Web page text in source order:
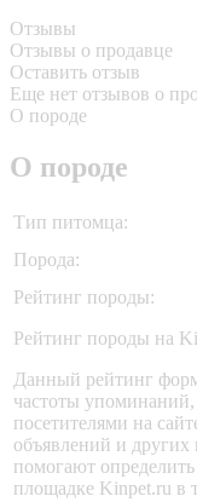
Отзывы
Отзывы о продавце
Оставить отзыв
Еще нет отзывов о
О породе
О породе
Тип питомца:
Порода:
Рейтинг породы:
Рейтинг породы на
Данный рейтинг
частоты
посетителями на
объявлений и других
помогают
площадке Kinpet.ru в